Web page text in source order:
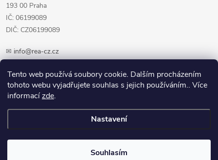
Tento web používá soubory cookie. Dalším procházením
tohoto webu vyjadřujete souhlas s jejich používáním.. Více
informacízde.
Nastavení
Souhlasím
193 00 Praha
IČ: 06199089
DIČ: CZ06199089
✉ info@rea-cz.cz
Copyright 2026
cookies